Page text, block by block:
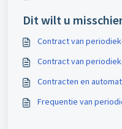
Dit wilt u
Contract van
Contract van
Contracten en
Frequentie van